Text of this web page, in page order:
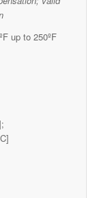
up to 250ºF